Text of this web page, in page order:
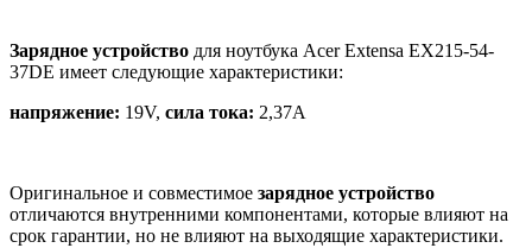
Зарядное устройство для ноутбука Acer Extensa EX215-54-
37DE имеет следующие характеристики:
напряжение: 19V, сила тока: 2,37A
Оригинальное и совместимое зарядное устройство
отличаются внутренними компонентами, которые влияют на
срок гарантии, но не влияют на выходящие характеристики.